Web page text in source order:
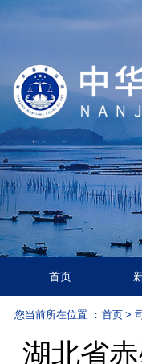
首页